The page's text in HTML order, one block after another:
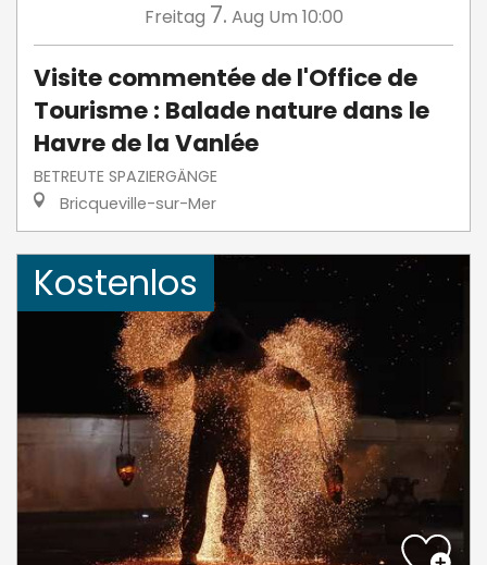
Freitag 7. Aug Um 10:00
Visite commentée de l'Office de
Tourisme : Balade nature dans le
Havre de la Vanlée
BETREUTE SPAZIERGÄNGE
Bricqueville-sur-Mer
Kostenlos